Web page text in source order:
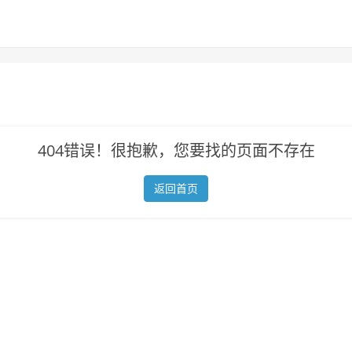
404错误！很抱歉，您要找的页面不存在
返回首页